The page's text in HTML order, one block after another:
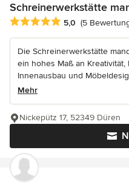
Schreinerwerkstätte
Durchschnittliche
5,0 (5
Die Schreinerwerkstätte
ein hohes Maß an
Innenausbau und
Mehr
Nickepütz 17, 52349 Düren